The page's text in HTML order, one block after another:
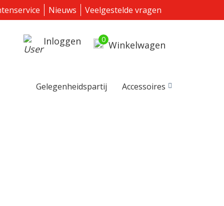
Nieuws Veelgestelde vragen
Inloggen 0 Winkelwagen
Gelegenheidspartij Accessoires